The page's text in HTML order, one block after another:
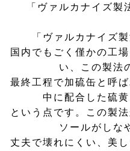
「ヴァルカナイズ製
「ヴァルカナイズ
国内でもごく僅かの工
い、この製法
最終工程で加硫缶と呼
中に配合した硫
という点です。この製
ソールがしな
丈夫で壊れにくい、美